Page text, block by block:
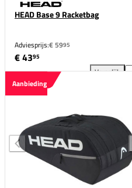
HEAD Base 9 Racketbag
Adviesprijs:€ 5995
€ 4395
Vergelijk
HEAD
Aanbieding